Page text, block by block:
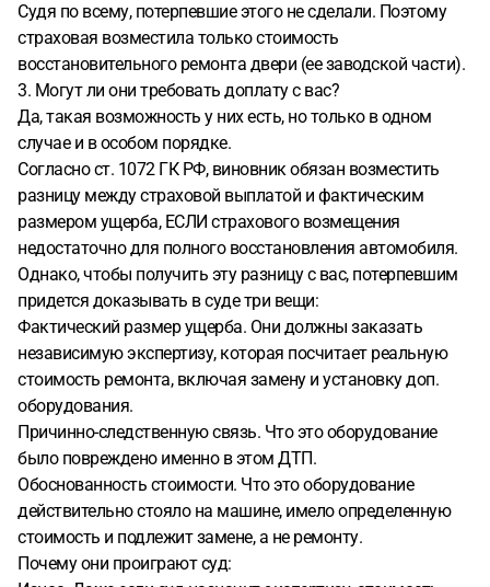
Судя по всему, потерпевшие этого не сделали. Поэтому
страховая возместила только стоимость
восстановительного ремонта двери (ее заводской части).
3. Могут ли они требовать доплату с вас?
Да, такая возможность у них есть, но только в одном
случае и в особом порядке.
Согласно ст. 1072 ГК РФ, виновник обязан возместить
разницу между страховой выплатой и фактическим
размером ущерба, ЕСЛИ страхового возмещения
недостаточно для полного восстановления автомобиля.
Однако, чтобы получить эту разницу с вас, потерпевшим
придется доказывать в суде три вещи:
Фактический размер ущерба. Они должны заказать
независимую экспертизу, которая посчитает реальную
стоимость ремонта, включая замену и установку доп.
оборудования.
Причинно-следственную связь. Что это оборудование
было повреждено именно в этом ДТП.
Обоснованность стоимости. Что это оборудование
действительно стояло на машине, имело определенную
стоимость и подлежит замене, а не ремонту.
Почему они проиграют суд: